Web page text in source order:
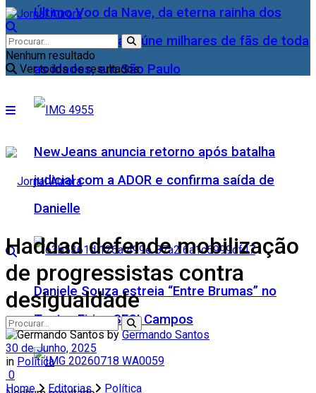
Último Voo da Nave, da eterna rainha dos
Baixinhos, Xuxa reúne milhares de fãs de toda
as idades, em São Paulo
NewJeans anuncia retorno após batalha
judicial com a ADOR e confirma saída de
Danielle
Daniele Souza estreia “Entre Brumas” no
Teatro Firjan SESI Campos
Nenhum resultado
Ver todos os resultados
Haddad defende mobilização
de progressistas contra
desigualdade
by Germando Santos
30 de Junho, 2025
in Política
0
Home
Editorias
Política